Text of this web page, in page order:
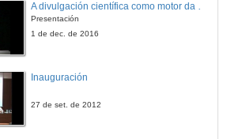
A divulgación científica como motor da actividade de I+D+i
Presentación
1 de dec. de 2016
Inauguración
27 de set. de 2012